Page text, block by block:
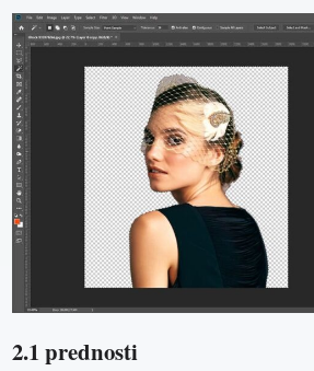
2.1 prednosti